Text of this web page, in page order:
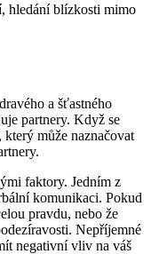
hledání blízkosti mimo
a šťastného
partnery. Když se
může naznačovat
faktory. Jedním z
komunikaci. Pokud
pravdu, nebo že
Nepříjemné
negativní vliv na váš